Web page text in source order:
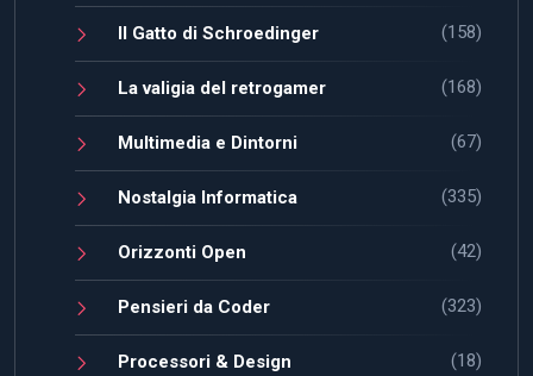
Il Gatto di Schroedinger (158)
La valigia del retrogamer (168)
Multimedia e Dintorni (67)
Nostalgia Informatica (335)
Orizzonti Open (42)
Pensieri da Coder (323)
Processori & Design (18)